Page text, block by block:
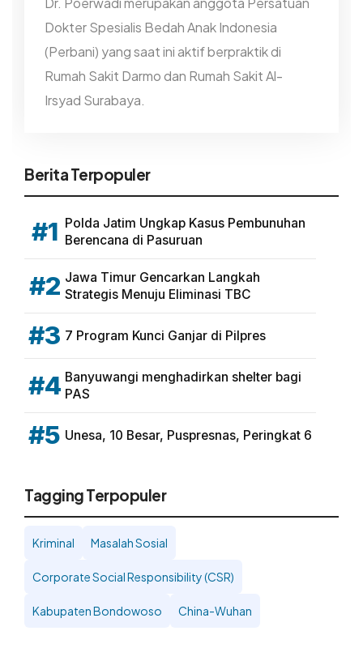
Dokter Spesialis Bedah Anak Indonesia
(Perbani) yang saat ini aktif berpraktik di
Rumah Sakit Darmo dan Rumah Sakit Al-
Irsyad Surabaya.
Berita Terpopuler
#1 Polda Jatim Ungkap Kasus Pembunuhan
Berencana di Pasuruan
#2 Jawa Timur Gencarkan Langkah
Strategis Menuju Eliminasi TBC
#3 7 Program Kunci Ganjar di Pilpres
#4 Banyuwangi menghadirkan shelter bagi
PAS
#5 Unesa, 10 Besar, Puspresnas, Peringkat 6
Tagging Terpopuler
Kriminal Masalah Sosial
Corporate Social Responsibility (CSR)
Kabupaten Bondowoso China-Wuhan